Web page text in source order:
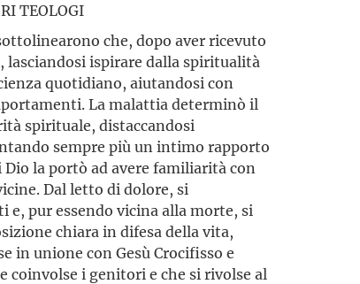
TEOLOGI
che, dopo aver ricevuto
lasciandosi ispirare dalla spiritualità
quotidiano, aiutandosi con
La malattia determinò il
spirituale, distaccandosi
sempre più un intimo rapporto
la portò ad avere familiarità con
Dal letto di dolore, si
pur essendo vicina alla morte, si
chiara in difesa della vita,
in unione con Gesù Crocifisso e
coinvolse i genitori e che si rivolse al